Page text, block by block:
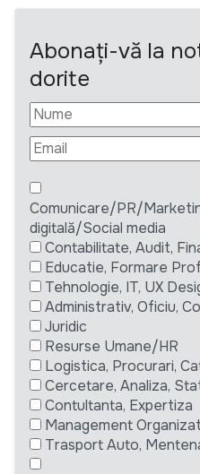
Abonați-vă la
dorite
Comunicare/PR/
digitală/Social media
Contabilitate, Audit,
Educatie, Formare
Tehnologie, IT, UX
Administrativ, Oficiu,
Juridic
Resurse Umane/HR
Logistica, Procurari,
Cercetare, Analiza,
Contultanta, Expertiza
Management
Trasport Auto,